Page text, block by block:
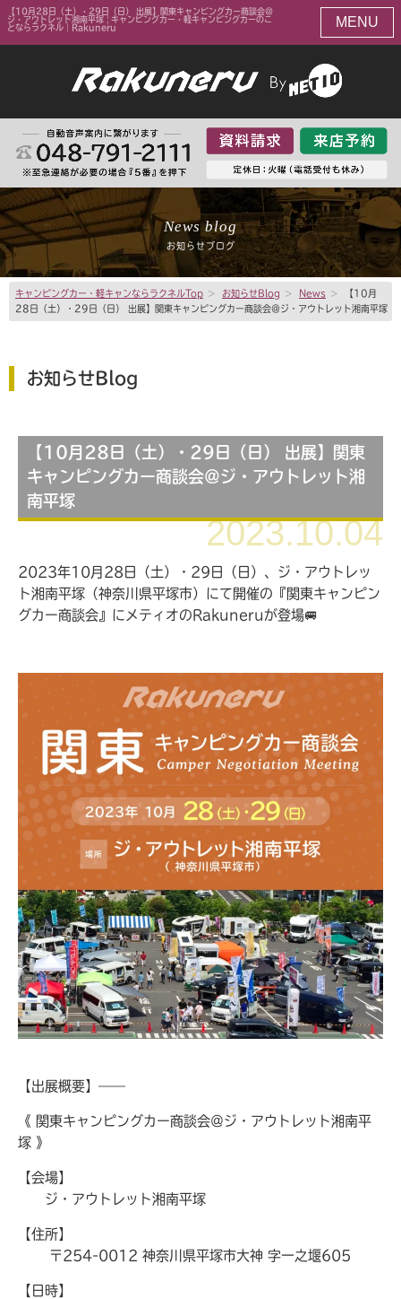
【10月28日（土）・29日（日） 出展】関東キャンピングカー商談会＠
ジ・アウトレット湘南平塚 | キャンピングカー・軽キャンピングカーのこ
とならラクネル｜Rakuneru
MENU
News blog
お知らせブログ
キャンピングカー・軽キャンならラクネルTop > お知らせBlog > News >
【10月
28日（土）・29日（日） 出展】関東キャンピングカー商談会＠ジ・アウトレット湘南平塚
お知らせBlog
【10月28日（土）・29日（日） 出展】関東
キャンピングカー商談会＠ジ・アウトレット湘
南平塚
2023.10.04
2023年10月28日（土）・29日（日）、ジ・アウトレッ
ト湘南平塚（神奈川県平塚市）にて開催の『関東キャンピン
グカー商談会』にメティオのRakuneruが登場🚐
【出展概要】——
《 関東キャンピングカー商談会＠ジ・アウトレット湘南平
塚 》
【会場】
ジ・アウトレット湘南平塚
【住所】
〒254-0012 神奈川県平塚市大神 字一之堰605
【日時】